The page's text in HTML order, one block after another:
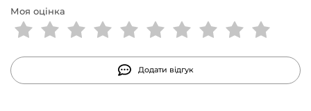
відгукується в долях нащадків, змушених у ХХІ столітті
шукати прихистку від війни на землях прадідів.
Моя оцінка
Додати відгук